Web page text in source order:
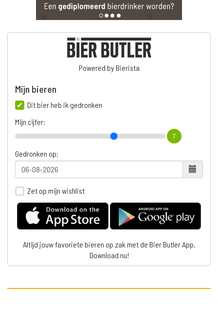
Powered by Bierista
Mijn bieren
Dit bier heb ik gedronken
Mijn cijfer:
7
Gedronken op:
Zet op mijn wishlist
Altijd jouw favoriete bieren op zak met de Bier Butler App.
Download nu!